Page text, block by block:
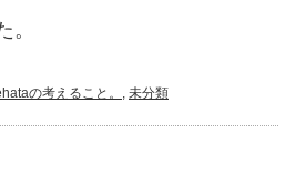
。
の考えること。 未分類